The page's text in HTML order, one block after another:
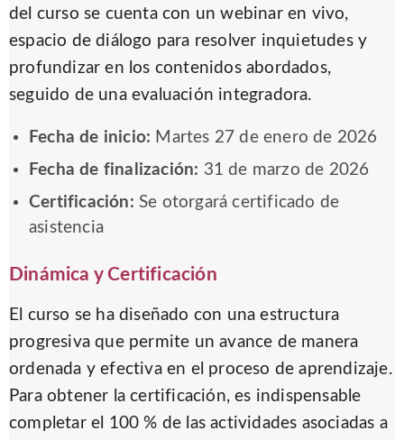
del curso se cuenta con un webinar en vivo,
espacio de diálogo para resolver inquietudes y
profundizar en los contenidos abordados,
seguido de una evaluación integradora.
Fecha de inicio: Martes 27 de enero de 2026
Fecha de finalización: 31 de marzo de 2026
Certificación: Se otorgará certificado de
asistencia
Dinámica y Certificación
El curso se ha diseñado con una estructura
progresiva que permite un avance de manera
ordenada y efectiva en el proceso de aprendizaje.
Para obtener la certificación, es indispensable
completar el 100 % de las actividades asociadas a